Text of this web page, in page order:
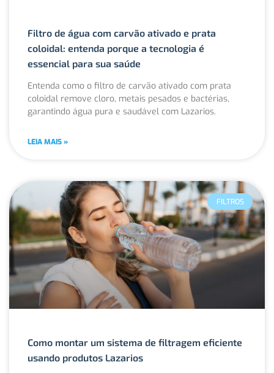
Filtro de água com carvão ativado e prata
coloidal: entenda porque a tecnologia é
essencial para sua saúde
Entenda como o filtro de carvão ativado com prata
coloidal remove cloro, metais pesados e bactérias,
garantindo água pura e saudável com Lazarios.
LEIA MAIS »
FILTROS
Como montar um sistema de filtragem eficiente
usando produtos Lazarios